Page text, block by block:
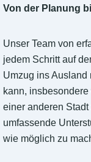
Von der Planung
Unser Team von
jedem Schritt auf
Umzug ins
kann,
einer anderen
umfassende
wie möglich zu